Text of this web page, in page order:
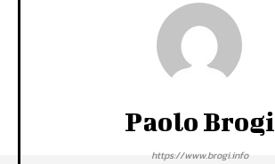
Paolo Brogi
https://www.brogi.info